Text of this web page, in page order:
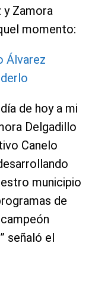
y Zamora
momento:
Álvarez
de hoy a mi
Delgadillo
Canelo
municipio
de
señaló el